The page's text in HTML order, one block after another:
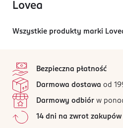
Lovea
Wszystkie produkty marki
Bezpieczna płatność
Darmowa dostawa od
Darmowy odbiór w
14 dni na zwrot zakupów